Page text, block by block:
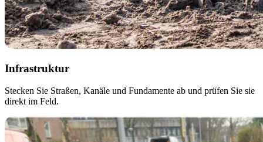
Infrastruktur
Stecken Sie Straßen, Kanäle und Fundamente ab und prüfen Sie sie
direkt im Feld.